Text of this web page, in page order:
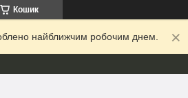
Кошик
найближчим робочим днем.